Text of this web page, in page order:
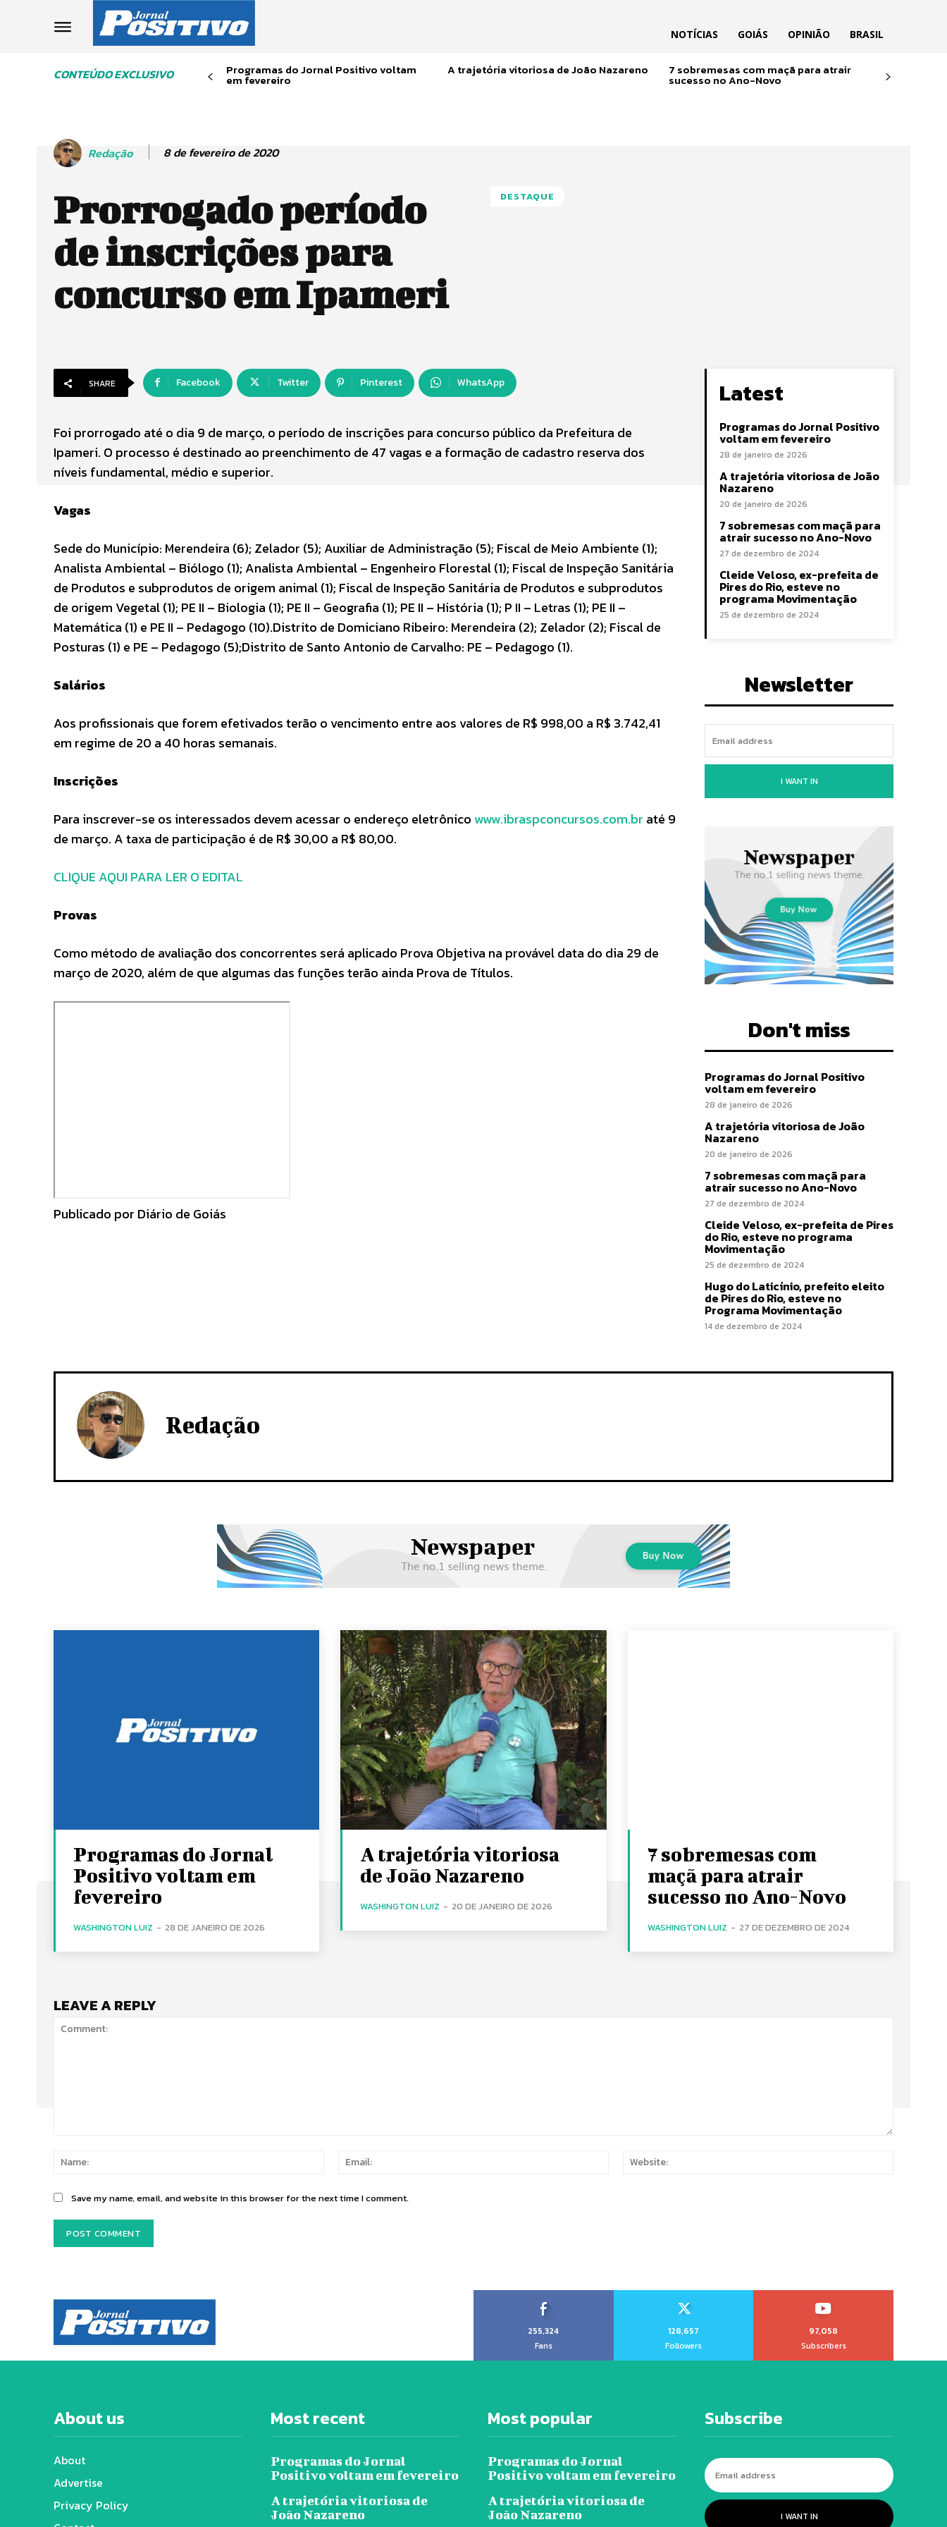
NOTÍCIAS GOIÁS OPINIÃO BRASIL
CONTEÚDO EXCLUSIVO Programas do Jornal Positivo voltam
em fevereiro
A trajetória vitoriosa de João Nazareno 7 sobremesas com maçã para atrair
sucesso no Ano-Novo
Redação 8 de fevereiro de 2020
Prorrogado período
de inscrições para
concurso em Ipameri
DESTAQUE
SHARE Facebook Twitter Pinterest WhatsApp
Foi prorrogado até o dia 9 de março, o período de inscrições para concurso público da Prefeitura de
Ipameri. O processo é destinado ao preenchimento de 47 vagas e a formação de cadastro reserva dos
níveis fundamental, médio e superior.
Vagas
Sede do Município: Merendeira (6); Zelador (5); Auxiliar de Administração (5); Fiscal de Meio Ambiente (1);
Analista Ambiental – Biólogo (1); Analista Ambiental – Engenheiro Florestal (1); Fiscal de Inspeção Sanitária
de Produtos e subprodutos de origem animal (1); Fiscal de Inspeção Sanitária de Produtos e subprodutos
de origem Vegetal (1); PE II – Biologia (1); PE II – Geografia (1); PE II – História (1); P II – Letras (1); PE II –
Matemática (1) e PE II – Pedagogo (10).Distrito de Domiciano Ribeiro: Merendeira (2); Zelador (2); Fiscal de
Posturas (1) e PE – Pedagogo (5);Distrito de Santo Antonio de Carvalho: PE – Pedagogo (1).
Salários
Aos profissionais que forem efetivados terão o vencimento entre aos valores de R$ 998,00 a R$ 3.742,41
em regime de 20 a 40 horas semanais.
Inscrições
Para inscrever-se os interessados devem acessar o endereço eletrônico www.ibraspconcursos.com.br até 9
de março. A taxa de participação é de R$ 30,00 a R$ 80,00.
CLIQUE AQUI PARA LER O EDITAL
Provas
Como método de avaliação dos concorrentes será aplicado Prova Objetiva na provável data do dia 29 de
março de 2020, além de que algumas das funções terão ainda Prova de Títulos.
Publicado por Diário de Goiás
Latest
Programas do Jornal Positivo
voltam em fevereiro
28 de janeiro de 2026
A trajetória vitoriosa de João
Nazareno
20 de janeiro de 2026
7 sobremesas com maçã para
atrair sucesso no Ano-Novo
27 de dezembro de 2024
Cleide Veloso, ex-prefeita de
Pires do Rio, esteve no
programa Movimentação
25 de dezembro de 2024
Newsletter
I WANT IN
Don't miss
Programas do Jornal Positivo
voltam em fevereiro
28 de janeiro de 2026
A trajetória vitoriosa de João
Nazareno
20 de janeiro de 2026
7 sobremesas com maçã para
atrair sucesso no Ano-Novo
27 de dezembro de 2024
Cleide Veloso, ex-prefeita de Pires
do Rio, esteve no programa
Movimentação
25 de dezembro de 2024
Hugo do Laticínio, prefeito eleito
de Pires do Rio, esteve no
Programa Movimentação
14 de dezembro de 2024
Redação
Programas do Jornal
Positivo voltam em
fevereiro
WASHINGTON LUIZ - 28 DE JANEIRO DE 2026
A trajetória vitoriosa
de João Nazareno
WASHINGTON LUIZ - 20 DE JANEIRO DE 2026
7 sobremesas com
maçã para atrair
sucesso no Ano-Novo
WASHINGTON LUIZ - 27 DE DEZEMBRO DE 2024
LEAVE A REPLY
Name:
Email:
Save my name, email, and website in this browser for the next time I comment.
255,324
Fans
128,657
Followers
97,058
Subscribers
About us
About
Advertise
Privacy Policy
Most recent
Programas do Jornal
Positivo voltam em fevereiro
A trajetória vitoriosa de
João Nazareno
Most popular
Programas do Jornal
Positivo voltam em fevereiro
A trajetória vitoriosa de
João Nazareno
Subscribe
I WANT IN